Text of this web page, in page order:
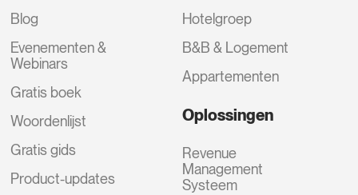
Blog
Evenementen &
Webinars
Gratis boek
Woordenlijst
Gratis gids
Product-updates
Hotelgroep
B&B & Logement
Appartementen
Oplossingen
Revenue
Management
Systeem